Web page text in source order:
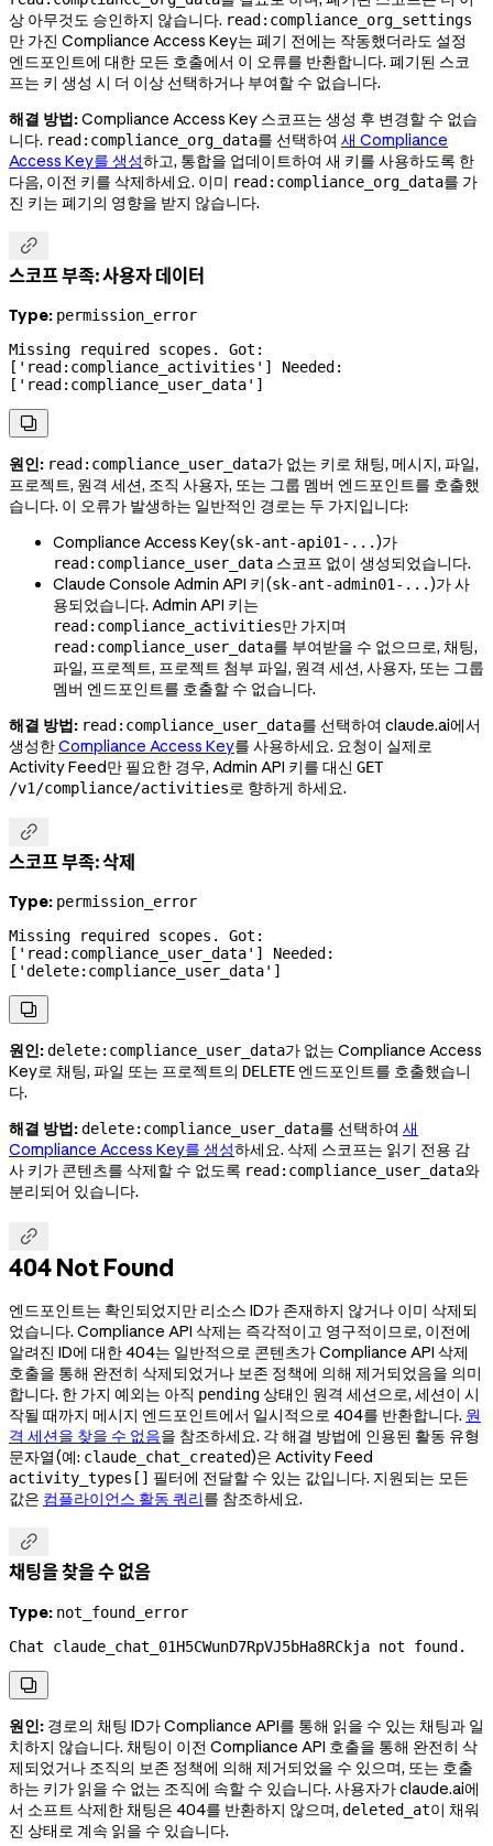
상 아무것도 승인하지 않습니다. read:compliance_org_settings
만 가진 Compliance Access Key는 폐기 전에는 작동했더라도 설정
엔드포인트에 대한 모든 호출에서 이 오류를 반환합니다. 폐기된 스코
프는 키 생성 시 더 이상 선택하거나 부여할 수 없습니다.
해결 방법:Compliance Access Key 스코프는 생성 후 변경할 수 없습
니다. read:compliance_org_data를 선택하여 새 Compliance
Access Key를 생성하고, 통합을 업데이트하여 새 키를 사용하도록 한
다음, 이전 키를 삭제하세요. 이미 read:compliance_org_data를 가
진 키는 폐기의 영향을 받지 않습니다.

스코프 부족: 사용자 데이터
Type: permission_error
Missing required scopes. Got:
['read:compliance_activities'] Needed:
['read:compliance_user_data']

원인: read:compliance_user_data가 없는 키로 채팅, 메시지, 파일,
프로젝트, 원격 세션, 조직 사용자, 또는 그룹 멤버 엔드포인트를 호출했
습니다. 이 오류가 발생하는 일반적인 경로는 두 가지입니다:
Compliance Access Key(sk-ant-api01-... )가
read:compliance_user_data 스코프 없이 생성되었습니다.
Claude Console Admin API 키(sk-ant-admin01-... )가 사
용되었습니다. Admin API 키는
read:compliance_activities만 가지며
read:compliance_user_data를 부여받을 수 없으므로, 채팅,
파일, 프로젝트, 프로젝트 첨부 파일, 원격 세션, 사용자, 또는 그룹
멤버 엔드포인트를 호출할 수 없습니다.
해결 방법: read:compliance_user_data를 선택하여 claude.ai에서
생성한Compliance Access Key를 사용하세요. 요청이 실제로
Activity Feed만 필요한 경우, Admin API 키를 대신 GET
/v1/compliance/activities로 향하게 하세요.

스코프 부족: 삭제
Type: permission_error
Missing required scopes. Got:
['read:compliance_user_data'] Needed:
['delete:compliance_user_data']

원인:delete:compliance_user_data가 없는 Compliance Access
Key로 채팅, 파일 또는 프로젝트의 DELETE 엔드포인트를 호출했습니
다.
해결 방법:delete:compliance_user_data를 선택하여 새
Compliance Access Key를 생성하세요. 삭제 스코프는 읽기 전용 감
사 키가 콘텐츠를 삭제할 수 없도록 read:compliance_user_data와
분리되어 있습니다.

404 Not Found
엔드포인트는 확인되었지만 리소스 ID가 존재하지 않거나 이미 삭제되
었습니다. Compliance API 삭제는 즉각적이고 영구적이므로, 이전에
알려진 ID에 대한 404는 일반적으로 콘텐츠가 Compliance API 삭제
호출을 통해 완전히 삭제되었거나 보존 정책에 의해 제거되었음을 의미
합니다. 한 가지 예외는 아직 pending상태인 원격 세션으로, 세션이 시
작될 때까지 메시지 엔드포인트에서 일시적으로 404를 반환합니다. 원
격 세션을 찾을 수 없음을 참조하세요. 각 해결 방법에 인용된 활동 유형
문자열(예: claude_chat_created)은 Activity Feed
activity_types[] 필터에 전달할 수 있는 값입니다. 지원되는 모든
값은 컴플라이언스 활동 쿼리를 참조하세요.

채팅을 찾을 수 없음
Type: not_found_error
Chat claude_chat_01H5CWunD7RpVJ5bHa8RCkja not found.

원인: 경로의 채팅 ID가 Compliance API를 통해 읽을 수 있는 채팅과 일
치하지 않습니다. 채팅이 이전 Compliance API 호출을 통해 완전히 삭
제되었거나 조직의 보존 정책에 의해 제거되었을 수 있으며, 또는 호출
하는 키가 읽을 수 없는 조직에 속할 수 있습니다. 사용자가 claude.ai에
서 소프트 삭제한 채팅은 404를 반환하지 않으며, deleted_at이 채워
진 상태로 계속 읽을 수 있습니다.